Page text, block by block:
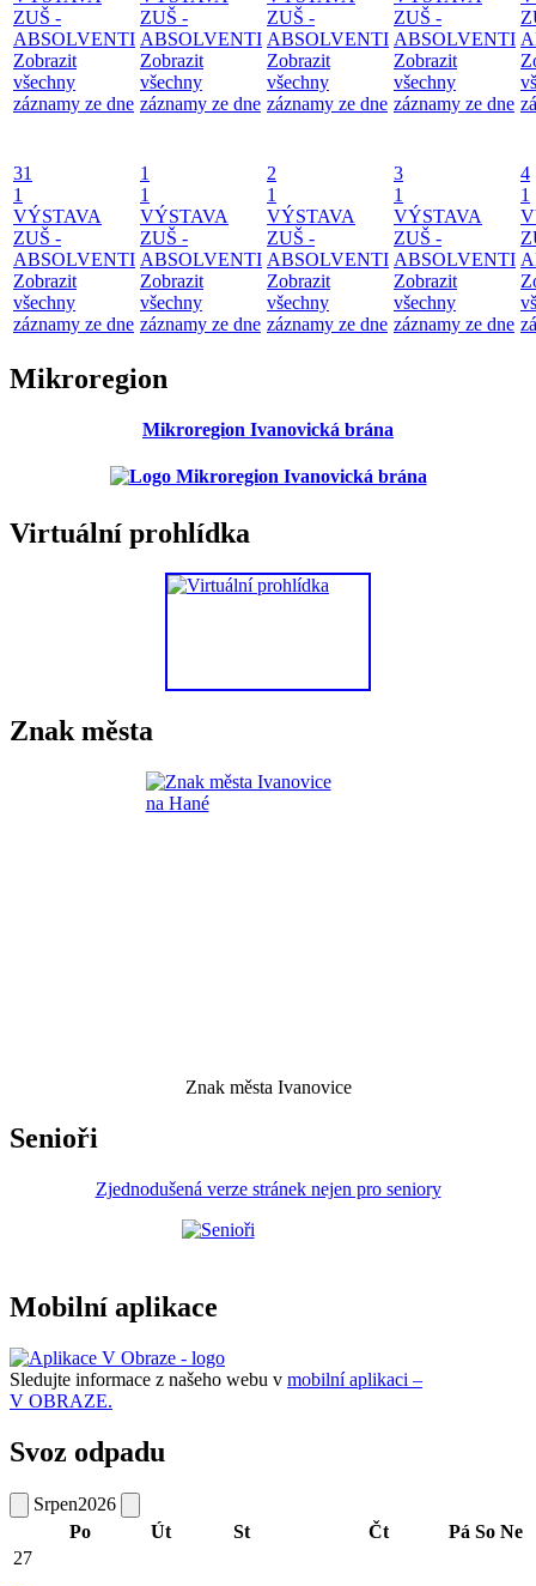
ZUŠ -
ABSOLVENTI
Zobrazit
všechny
záznamy ze dne
ZUŠ -
ABSOLVENTI
Zobrazit
všechny
záznamy ze dne
ZUŠ -
ABSOLVENTI
Zobrazit
všechny
záznamy ze dne
ZUŠ -
ABSOLVENTI
Zobrazit
všechny
záznamy ze dne
31
1
VÝSTAVA
ZUŠ -
ABSOLVENTI
Zobrazit
všechny
záznamy ze dne
1
1
VÝSTAVA
ZUŠ -
ABSOLVENTI
Zobrazit
všechny
záznamy ze dne
2
1
VÝSTAVA
ZUŠ -
ABSOLVENTI
Zobrazit
všechny
záznamy ze dne
3
1
VÝSTAVA
ZUŠ -
ABSOLVENTI
Zobrazit
všechny
záznamy ze dne
4
1
Mikroregion
Mikroregion Ivanovická brána
Virtuální prohlídka
Znak města
Znak města Ivanovice
Senioři
Zjednodušená verze stránek nejen pro seniory
Mobilní aplikace
Sledujte informace z našeho webu v mobilní aplikaci –
V OBRAZE.
Svoz odpadu
Srpen2026
Po
Út St Čt Pá So Ne
27